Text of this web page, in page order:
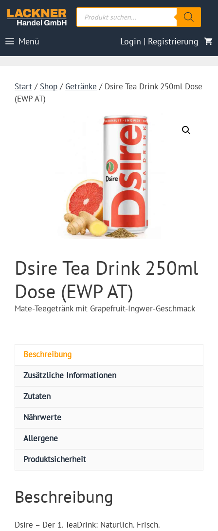
Inhalt
Products
search
Menü Login | Registrierung
Start / Shop / Getränke / Dsire Tea Drink 250ml Dose
(EWP AT)
Dsire Tea Drink 250ml
Dose (EWP AT)
Mate-Teegetränk mit Grapefruit-Ingwer-Geschmack
Beschreibung
Zusätzliche Informationen
Zutaten
Nährwerte
Allergene
Produktsicherheit
Beschreibung
Dsire – Der 1. TeaDrink: Natürlich. Frisch.